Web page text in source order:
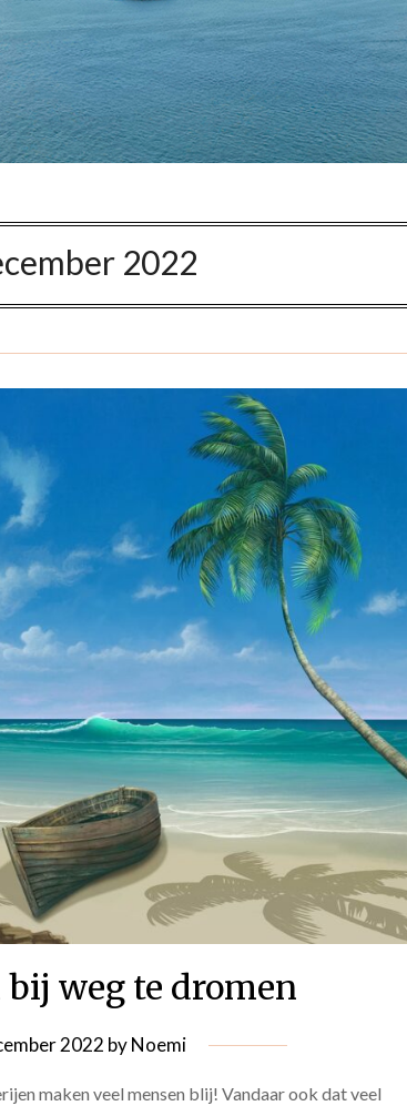
2022
weg te dromen
2022 byNoemi
maken veel mensen blij! Vandaar ook dat veel